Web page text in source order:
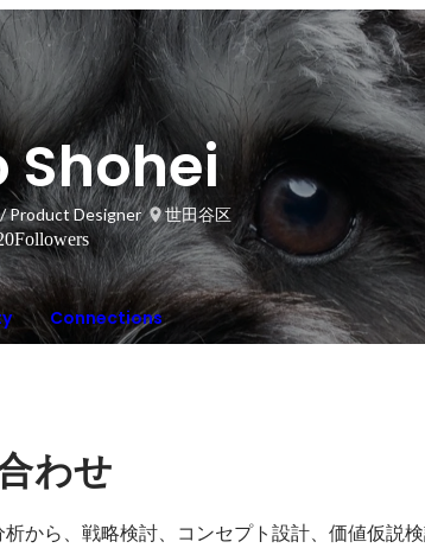
Shohei
Product Designer
世田谷区
Followers
Connections
わせ
から、戦略検討、コンセプト設計、価値仮説